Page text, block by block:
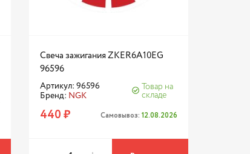
Свеча зажигания ZKER6A10EG
96596
Артикул: 96596
Бренд: NGK
Товар на
складе
440 ₽ Самовывоз: 12.08.2026